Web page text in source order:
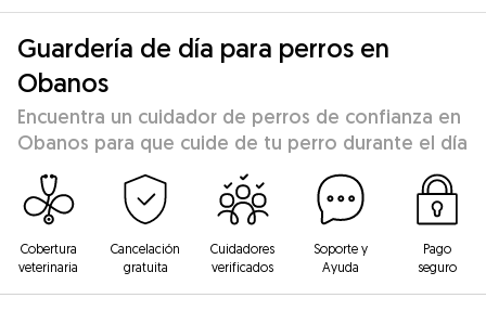
Guardería de día para perros en
Obanos
Encuentra un cuidador de perros de confianza en
Obanos para que cuide de tu perro durante el día
Cobertura
veterinaria
Cancelación
gratuita
Cuidadores
verificados
Soporte y
Ayuda
Pago
seguro